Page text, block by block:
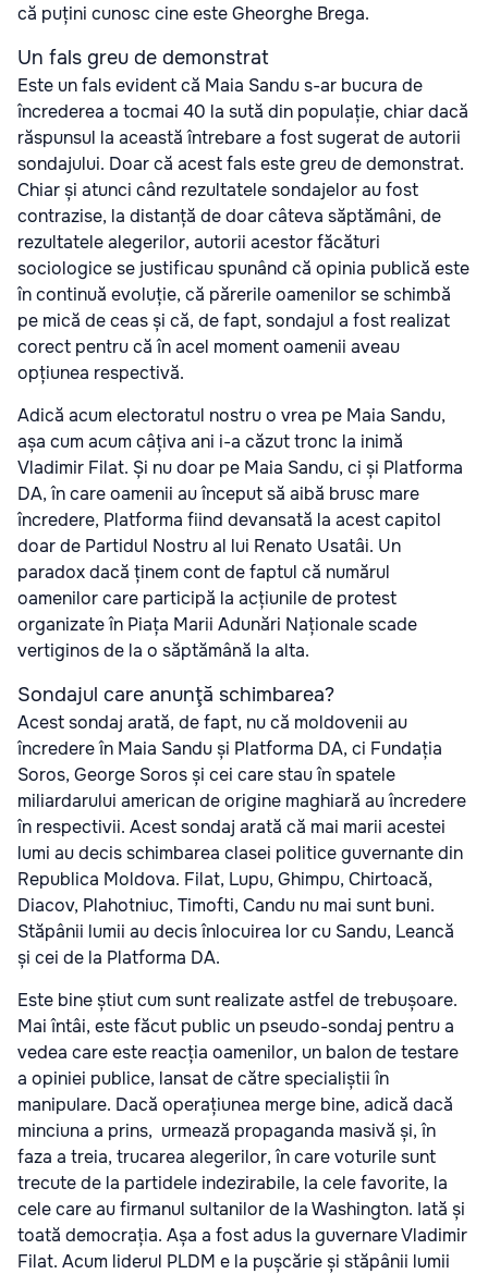
că puțini cunosc cine este Gheorghe Brega.
Un fals greu de demonstrat
Este un fals evident că Maia Sandu s-ar bucura de
încrederea a tocmai 40 la sută din populație, chiar dacă
răspunsul la această întrebare a fost sugerat de autorii
sondajului. Doar că acest fals este greu de demonstrat.
Chiar și atunci când rezultatele sondajelor au fost
contrazise, la distanță de doar câteva săptămâni, de
rezultatele alegerilor, autorii acestor făcături
sociologice se justificau spunând că opinia publică este
în continuă evoluție, că părerile oamenilor se schimbă
pe mică de ceas și că, de fapt, sondajul a fost realizat
corect pentru că în acel moment oamenii aveau
opțiunea respectivă.
Adică acum electoratul nostru o vrea pe Maia Sandu,
așa cum acum câțiva ani i-a căzut tronc la inimă
Vladimir Filat. Și nu doar pe Maia Sandu, ci și Platforma
DA, în care oamenii au început să aibă brusc mare
încredere, Platforma fiind devansată la acest capitol
doar de Partidul Nostru al lui Renato Usatâi. Un
paradox dacă ținem cont de faptul că numărul
oamenilor care participă la acțiunile de protest
organizate în Piața Marii Adunări Naționale scade
vertiginos de la o săptămână la alta.
Sondajul care anunţă schimbarea?
Acest sondaj arată, de fapt, nu că moldovenii au
încredere în Maia Sandu și Platforma DA, ci Fundația
Soros, George Soros și cei care stau în spatele
miliardarului american de origine maghiară au încredere
în respectivii. Acest sondaj arată că mai marii acestei
lumi au decis schimbarea clasei politice guvernante din
Republica Moldova. Filat, Lupu, Ghimpu, Chirtoacă,
Diacov, Plahotniuc, Timofti, Candu nu mai sunt buni.
Stăpânii lumii au decis înlocuirea lor cu Sandu, Leancă
și cei de la Platforma DA.
Este bine știut cum sunt realizate astfel de trebușoare.
Mai întâi, este făcut public un pseudo-sondaj pentru a
vedea care este reacția oamenilor, un balon de testare
a opiniei publice, lansat de către specialiștii în
manipulare. Dacă operațiunea merge bine, adică dacă
minciuna a prins, urmează propaganda masivă și, în
faza a treia, trucarea alegerilor, în care voturile sunt
trecute de la partidele indezirabile, la cele favorite, la
cele care au firmanul sultanilor de la Washington. Iată și
toată democrația. Așa a fost adus la guvernare Vladimir
Filat. Acum liderul PLDM e la pușcărie și stăpânii lumii